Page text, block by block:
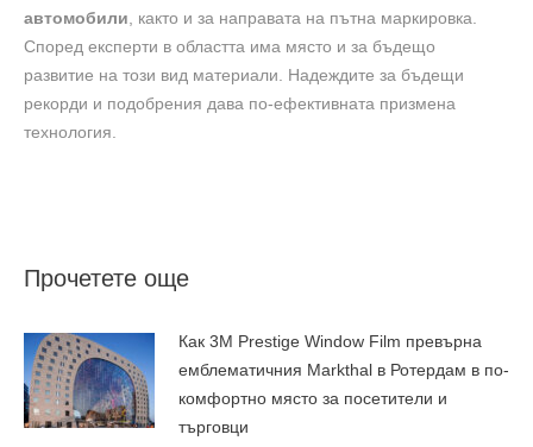
автомобили , както и за направата на пътна маркировка.
Според експерти в областта има място и за бъдещо
развитие на този вид материали. Надеждите за бъдещи
рекорди и подобрения дава по-ефективната призмена
технология.
Прочетете още
Как 3M Prestige Window Film превърна
емблематичния Markthal в Ротердам в по-
комфортно място за посетители и
търговци